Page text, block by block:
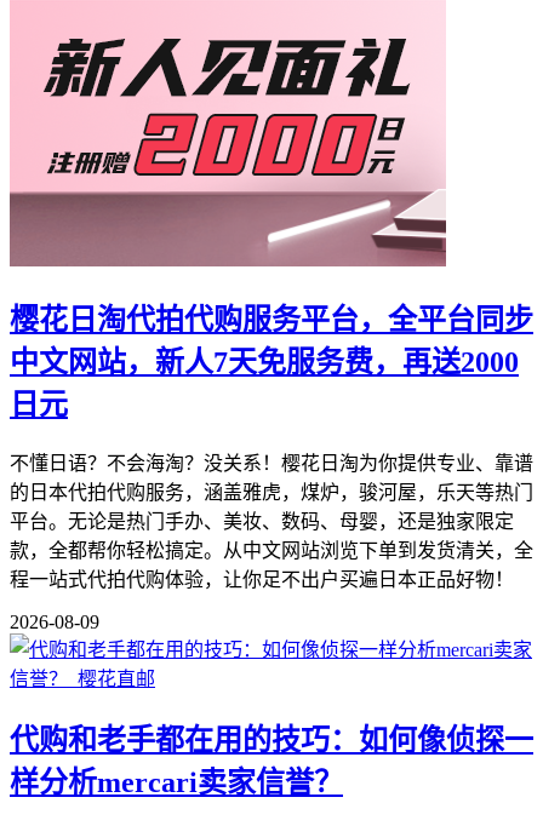
樱花日淘代拍代购服务平台，全平台同步
中文网站，新人7天免服务费，再送2000
日元
不懂日语？不会海淘？没关系！樱花日淘为你提供专业、靠谱
的日本代拍代购服务，涵盖雅虎，煤炉，骏河屋，乐天等热门
平台。无论是热门手办、美妆、数码、母婴，还是独家限定
款，全都帮你轻松搞定。从中文网站浏览下单到发货清关，全
程一站式代拍代购体验，让你足不出户买遍日本正品好物！
2026-08-09
代购和老手都在用的技巧：如何像侦探一
样分析mercari卖家信誉？